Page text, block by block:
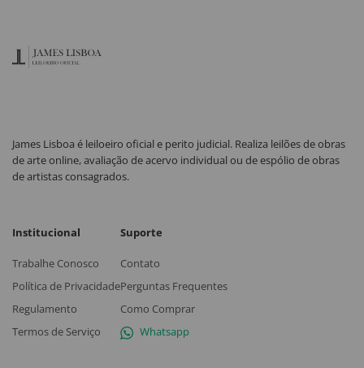
James Lisboa é leiloeiro oficial e perito judicial. Realiza leilões de obras
de arte online, avaliação de acervo individual ou de espólio de obras
de artistas consagrados.
Institucional
Trabalhe Conosco
Política de Privacidade
Regulamento
Termos de Serviço
Suporte
Contato
Perguntas Frequentes
Como Comprar
Whatsapp